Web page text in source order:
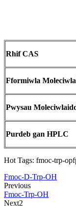
Rhif CAS
Fformiwla
Pwysau
Purdeb gan HPLC
Hot Tags: fmoc-trp-
Fmoc-D-Trp-OH
Previous
Fmoc-Trp-OH
Next2